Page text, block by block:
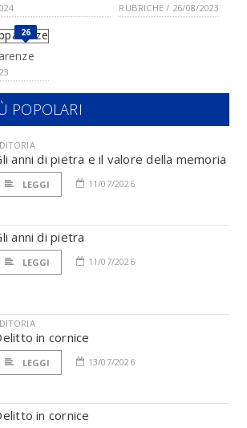
RUBRICHE / 26/08/2023
26
POPOLARI
anni di pietra e il valore della memoria
LEGGI 11/07/2026
anni di pietra
LEGGI 11/07/2026
in cornice
LEGGI 13/07/2026
in cornice